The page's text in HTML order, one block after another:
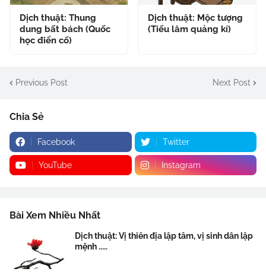
Dịch thuật: Thung
dung bất bách (Quốc
học điển cố)
Dịch thuật: Mộc tượng
(Tiếu lâm quảng kí)
Previous Post Next Post
Chia Sẻ
Facebook Twitter
YouTube Instagram
Bài Xem Nhiều Nhất
Dịch thuật: Vị thiên địa lập tâm, vị sinh dân lập
mệnh .....